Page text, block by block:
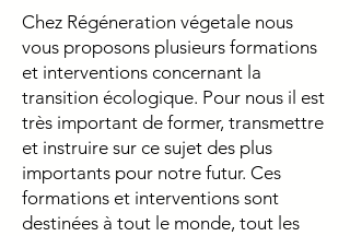
Chez Régéneration végetale nous
vous proposons plusieurs formations
et interventions concernant la
transition écologique. Pour nous il est
très important de former, transmettre
et instruire sur ce sujet des plus
importants pour notre futur. Ces
formations et interventions sont
destinées à tout le monde, tout les